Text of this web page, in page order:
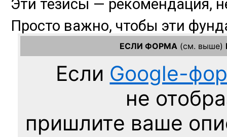
ЕСЛИ ФОРМА (см. выше)
Если Google-
не
пришлите ваше